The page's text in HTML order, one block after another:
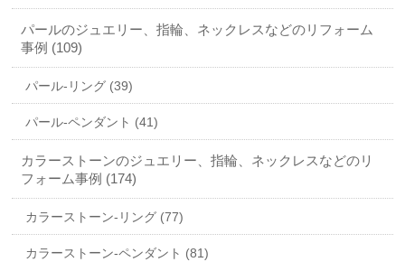
パールのジュエリー、指輪、ネックレスなどのリフォーム
事例 (109)
パール-リング (39)
パール-ペンダント (41)
カラーストーンのジュエリー、指輪、ネックレスなどのリ
フォーム事例 (174)
カラーストーン-リング (77)
カラーストーン-ペンダント (81)